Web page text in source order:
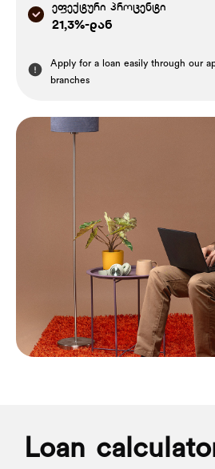
ეფექტური პროცენტი
21,3%-დან
Apply for a loan easily through our
branches
Loan